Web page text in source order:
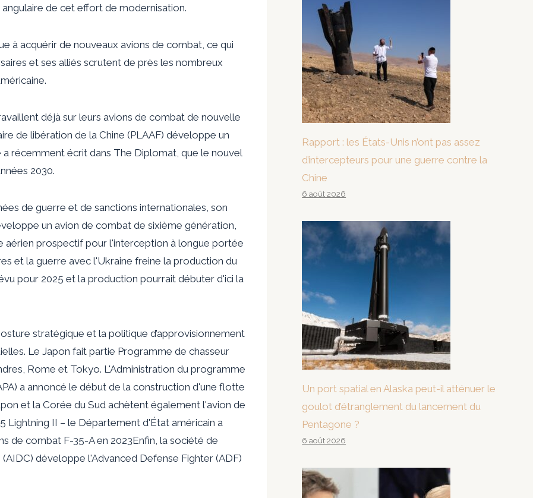
de cet effort de modernisation.
à acquérir de nouveaux avions de combat, ce qui
et ses alliés scrutent de près les nombreux
déjà sur leurs avions de combat de nouvelle
de libération de la Chine (PLAAF) développe un
a récemment écrit dans The Diplomat, que le nouvel
2030.
de guerre et de sanctions internationales, son
un avion de combat de sixième génération,
aérien prospectif pour l'interception à longue portée
et la guerre avec l'Ukraine freine la production du
pour 2025 et la production pourrait débuter d'ici la
stratégique et la politique d’approvisionnement
Le Japon fait partie Programme de chasseur
Rome et Tokyo. L'Administration du programme
a annoncé le début de la construction d'une flotte
et la Corée du Sud achètent également l'avion de
II – le Département d'État américain a
de combat F-35-A en 2023Enfin, la société de
développe l'Advanced Defense Fighter (ADF)
Rapport : les États-Unis n’ont pas assez
d’intercepteurs pour une guerre contre la
Chine
6 août 2026
Un port spatial en Alaska peut-il atténuer le
goulot d’étranglement du lancement du
Pentagone ?
6 août 2026